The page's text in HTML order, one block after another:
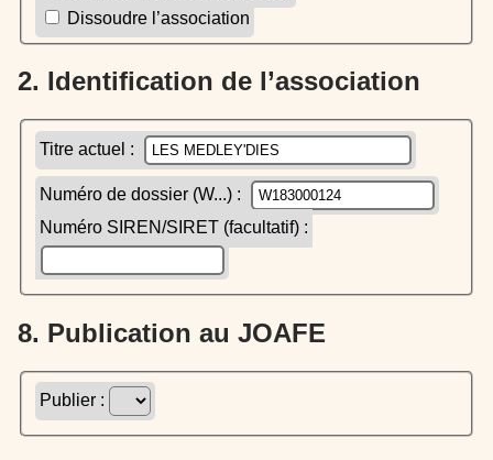
Dissoudre l’association
2. Identification de l’association
Titre actuel :
Numéro de dossier (W...) :
Numéro SIREN/SIRET (facultatif) :
8. Publication au JOAFE
Publier :